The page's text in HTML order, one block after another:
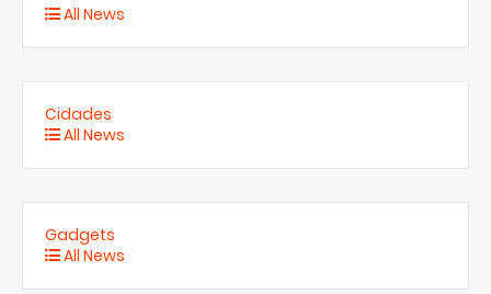
All News
Cidades
All News
Gadgets
All News